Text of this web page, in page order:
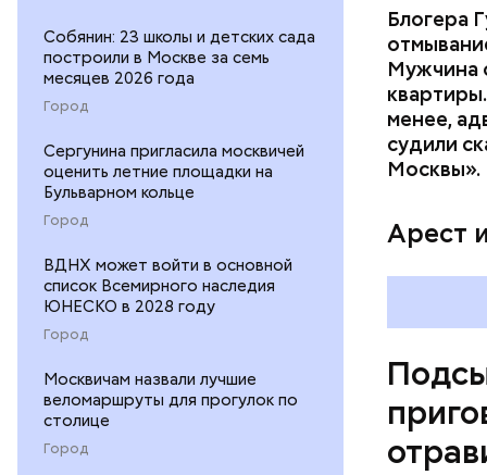
Собянин: 23 школы и детских сада
построили в Москве за семь
месяцев 2026 года
Город
Сергунина пригласила москвичей
оценить летние площадки на
Бульварном кольце
Город
ВДНХ может войти в основной
список Всемирного наследия
ЮНЕСКО в 2028 году
Город
Москвичам назвали лучшие
веломаршруты для прогулок по
столице
Город
Блогера
Мужчина
менее,
судили
Москвы».
Арест